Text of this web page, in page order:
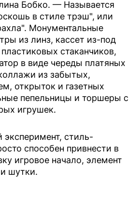
Бобко. — Называется
в стиле трэш", или
Монументальные
из линз, кассет из-под
стаканчиков,
в виде череды платяных
из забытых,
открыток и газетных
пепельницы и торшеры с
игрушек.
эксперимент, стиль-
способен привнести в
игровое начало, элемент
шутки.